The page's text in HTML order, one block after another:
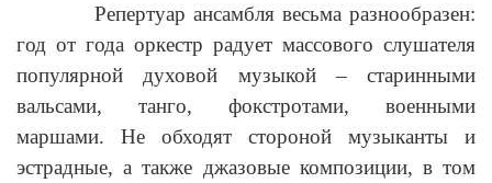
Репертуар ансамбля весьма разнообразен:
год от года оркестр радует массового слушателя
популярной духовой музыкой – старинными
вальсами, танго, фокстротами, военными
маршами. Не обходят стороной музыканты и
эстрадные, а также джазовые композиции, в том